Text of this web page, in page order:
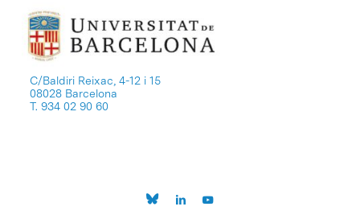
C/Baldiri Reixac, 4-12 i 15
08028 Barcelona
T. 934 02 90 60